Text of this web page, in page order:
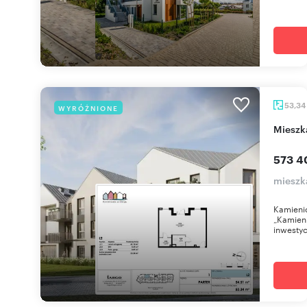
WYRÓŻNIONE 53,34
573